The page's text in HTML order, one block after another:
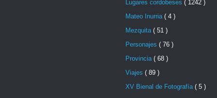
Lugares cordobeses ( 1242 )
Mateo Inurria ( 4 )
Mezquita ( 51 )
Personajes ( 76 )
Provincia ( 68 )
Viajes ( 89 )
XV Bienal de Fotografía ( 5 )